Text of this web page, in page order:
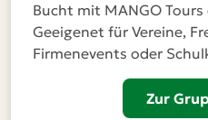
Bucht mit MANGO
Geeigenet für Vereine,
Firmenevents oder
Zur